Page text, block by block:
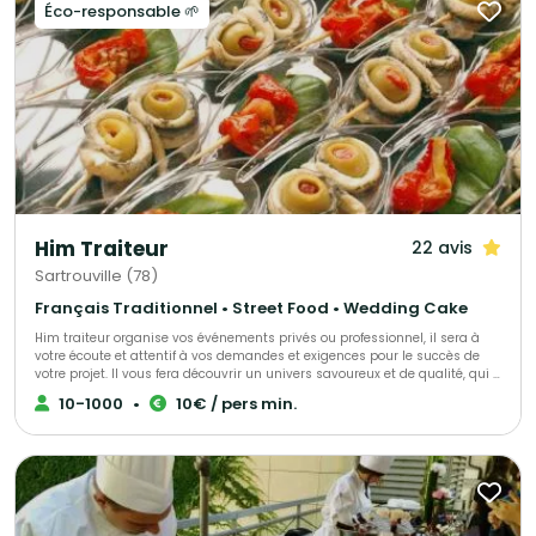
possible ! Magnolia Traiteur c’est la garantie d’un événement réussi à
tous les niveaux et à petit prix ! Magnolia Traiteur propose ses services sur
toute l'Ile-de-France. Plus de 500 avis clients sur notre site Magnolia For
Event !
demandes de dernières minutes, nous saurons assurer votre événement
tel que : anniversaire surprise, deuil, fête de naissance et autres.
Éco-responsable 🌱
Him Traiteur 22 avis
Sartrouville (78)
Français Traditionnel • Street Food • Wedding Cake
Him traiteur organise vos événements privés ou professionnel, il sera à
votre écoute et attentif à vos demandes et exigences pour le succès de
votre projet. Il vous fera découvrir un univers savoureux et de qualité, qui a
déjà trouvé satisfaction pour de nombreux clients.
10-1000 • 10€ / pers min.